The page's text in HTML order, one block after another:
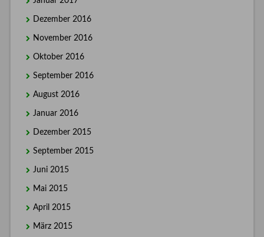
Dezember 2016
November 2016
Oktober 2016
September 2016
August 2016
Januar 2016
Dezember 2015
September 2015
Juni 2015
Mai 2015
April 2015
März 2015